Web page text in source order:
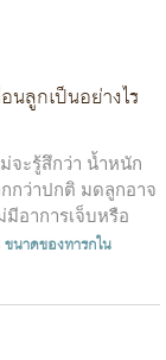
ลูกเป็นอย่างไร
จะรู้สึกว่า น้ำหนัก
กว่าปกติ มดลูกอาจ
อาการเจ็บหรือ
ขนาดของทารกใน